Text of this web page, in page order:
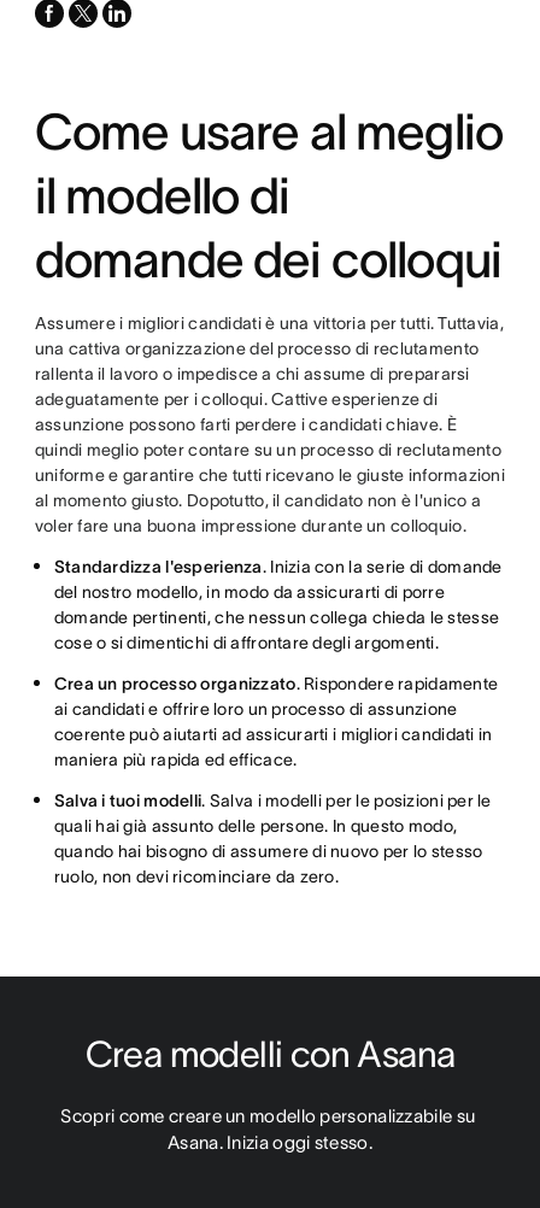
facebook
x-
linkedin
Come usare al meglio
il modello di
domande dei colloqui
Assumere i migliori candidati è una vittoria per tutti. Tuttavia,
una cattiva organizzazione del processo di reclutamento
rallenta il lavoro o impedisce a chi assume di prepararsi
adeguatamente per i colloqui. Cattive esperienze di
assunzione possono farti perdere i candidati chiave. È
quindi meglio poter contare su un processo di reclutamento
uniforme e garantire che tutti ricevano le giuste informazioni
al momento giusto. Dopotutto, il candidato non è l'unico a
voler fare una buona impressione durante un colloquio.
Standardizza l'esperienza. Inizia con la serie di domande
del nostro modello, in modo da assicurarti di porre
domande pertinenti, che nessun collega chieda le stesse
cose o si dimentichi di affrontare degli argomenti.
Crea un processo organizzato. Rispondere rapidamente
ai candidati e offrire loro un processo di assunzione
coerente può aiutarti ad assicurarti i migliori candidati in
maniera più rapida ed efficace.
Salva i tuoi modelli. Salva i modelli per le posizioni per le
quali hai già assunto delle persone. In questo modo,
quando hai bisogno di assumere di nuovo per lo stesso
ruolo, non devi ricominciare da zero.
Crea modelli con Asana
Scopri come creare un modello personalizzabile su
Asana. Inizia oggi stesso.